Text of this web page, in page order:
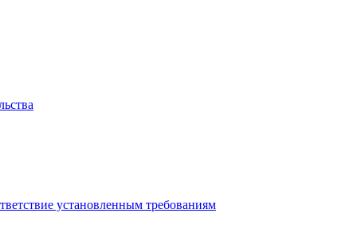
установленным требованиям